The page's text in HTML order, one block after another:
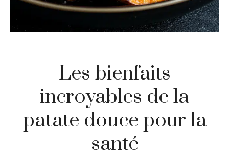
Les bienfaits
incroyables de la
patate douce pour la
santé